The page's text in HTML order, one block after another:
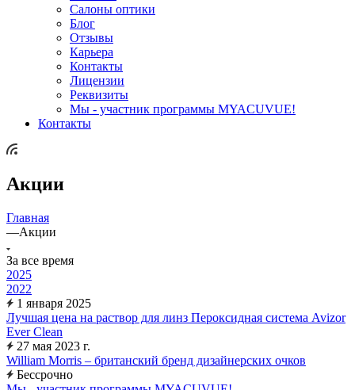
Салоны оптики
Блог
Отзывы
Карьера
Контакты
Лицензии
Реквизиты
Мы - участник программы MYACUVUE!
Контакты
Акции
Главная
—Акции
За все время
2025
2022
1 января 2025
Лучшая цена на раствор для линз Пероксидная система Avizor
Ever Clean
27 мая 2023 г.
William Morris – британский бренд дизайнерских очков
Бессрочно